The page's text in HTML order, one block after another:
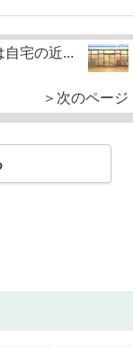
自宅の近...
＞次のページ